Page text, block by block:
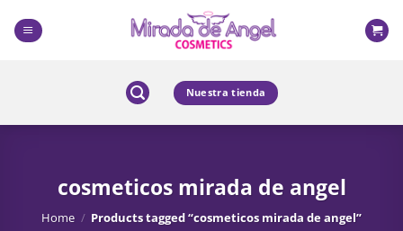
content
Nuestra tienda
cosmeticos mirada de angel
Home / Products tagged “cosmeticos mirada de angel”